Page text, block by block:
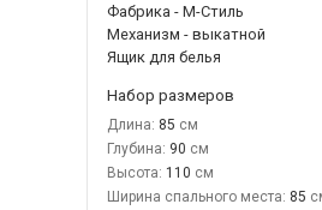
Фабрика - М-Стиль
Механизм - выкатной
Ящик для белья
Набор размеров
Длина: 85
Глубина: 90
Высота: 110
Ширина спального места: 85